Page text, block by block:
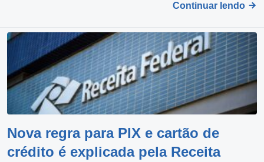
Continuar lendo
Nova regra para PIX e cartão de
crédito é explicada pela Receita